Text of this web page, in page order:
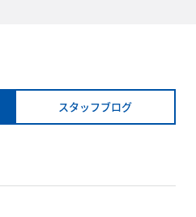
スタッフブログ